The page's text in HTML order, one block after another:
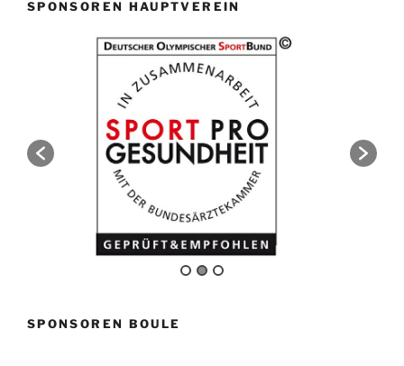
SPONSOREN HAUPTVEREIN
SPONSOREN BOULE